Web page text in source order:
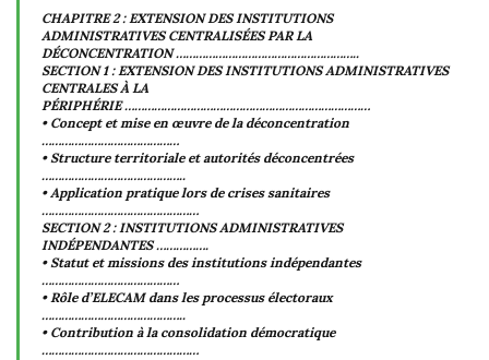
CHAPITRE 2 : EXTENSION DES INSTITUTIONS
ADMINISTRATIVES CENTRALISÉES PAR LA
DÉCONCENTRATION ………………………………………………..
SECTION 1 : EXTENSION DES INSTITUTIONS ADMINISTRATIVES
CENTRALES À LA
PÉRIPHÉRIE …………………………………………………………………
• Concept et mise en œuvre de la déconcentration
……………………………………
• Structure territoriale et autorités déconcentrées
……………………………………..
• Application pratique lors de crises sanitaires
…………………………………………
SECTION 2 : INSTITUTIONS ADMINISTRATIVES
INDÉPENDANTES …………….
• Statut et missions des institutions indépendantes
……………………………………
• Rôle d’ELECAM dans les processus électoraux
……………………………………..
• Contribution à la consolidation démocratique
…………………………………………